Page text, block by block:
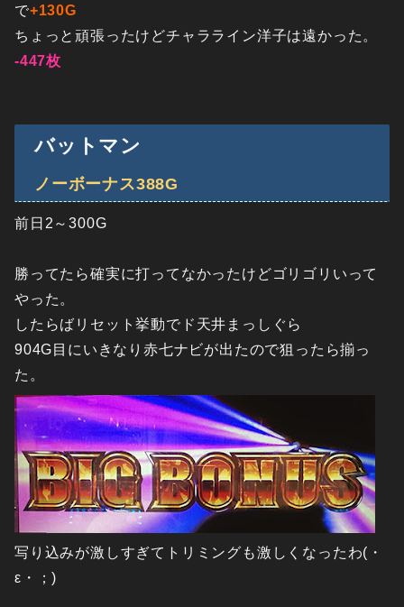
で+130G
ちょっと頑張ったけどチャラライン洋子は遠かった。
-447枚
バットマン
ノーボーナス388G
前日2～300G
勝ってたら確実に打ってなかったけどゴリゴリいって
やった。
したらばリセット挙動でド天井まっしぐら
904G目にいきなり赤七ナビが出たので狙ったら揃っ
た。
写り込みが激しすぎてトリミングも激しくなったわ(・
ε・；)